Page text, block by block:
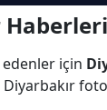
Haberleri
için